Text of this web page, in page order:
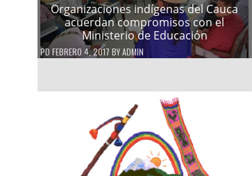
Organizaciones indígenas del Cauca
acuerdan compromisos con el
Ministerio de Educación
PD FEBRERO 4, 2017 BYADMIN